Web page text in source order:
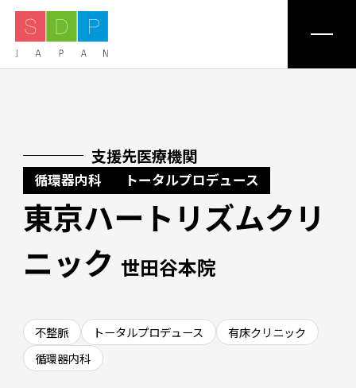
ミッション
事業紹介
医療機関一覧
支援事例
支援先医療機関
循環器内科 トータルプロデュース
東京ハートリズムクリ
ニック 世田谷本院
不整脈 トータルプロデュース
有床クリニック
循環器内科